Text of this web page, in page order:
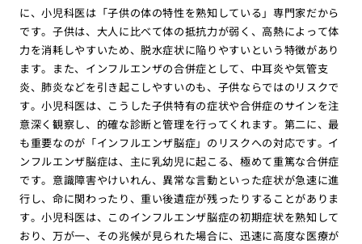
に、小児科医は「子供の体の特性を熟知している」専門家だから
です。子供は、大人に比べて体の抵抗力が弱く、高熱によって体
力を消耗しやすいため、脱水症状に陥りやすいという特徴があり
ます。また、インフルエンザの合併症として、中耳炎や気管支
炎、肺炎などを引き起こしやすいのも、子供ならではのリスクで
す。小児科医は、こうした子供特有の症状や合併症のサインを注
意深く観察し、的確な診断と管理を行ってくれます。第二に、最
も重要なのが「インフルエンザ脳症」のリスクへの対応です。イ
ンフルエンザ脳症は、主に乳幼児に起こる、極めて重篤な合併症
です。意識障害やけいれん、異常な言動といった症状が急速に進
行し、命に関わったり、重い後遺症が残ったりすることがありま
す。小児科医は、このインフルエンザ脳症の初期症状を熟知して
おり、万が一、その兆候が見られた場合に、迅速に高度な医療が